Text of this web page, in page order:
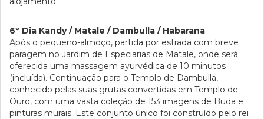
6º Dia Kandy / Matale / Dambulla / Habarana
Após o pequeno-almoço, partida por estrada com breve
paragem no Jardim de Especiarias de Matale, onde será
oferecida uma massagem ayurvédica de 10 minutos
(incluída). Continuação para o Templo de Dambulla,
conhecido pelas suas grutas convertidas em Templo de
Ouro, com uma vasta coleção de 153 imagens de Buda e
pinturas murais. Este conjunto único foi construído pelo rei